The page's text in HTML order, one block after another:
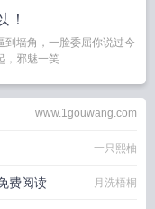
！
到墙角，一脸委屈你说过今
，邪魅一笑...
www.1gouwang.com
一只熙柚
费阅读 月洗梧桐